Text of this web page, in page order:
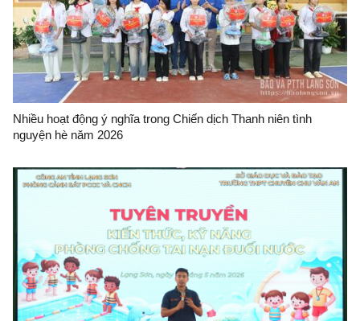
Nhiều hoạt động ý nghĩa trong Chiến dịch Thanh niên tình
nguyện hè năm 2026